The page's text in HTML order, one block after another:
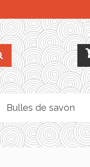
Bulles de savon